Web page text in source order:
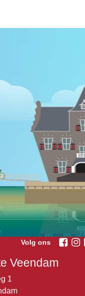
Volg ons
Veendam
1